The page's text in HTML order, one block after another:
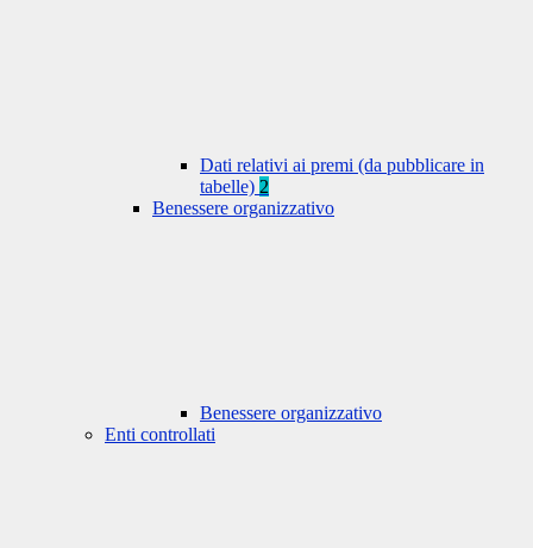
Dati relativi ai premi (da pubblicare in
tabelle) 2
Benessere organizzativo
Benessere organizzativo
Enti controllati